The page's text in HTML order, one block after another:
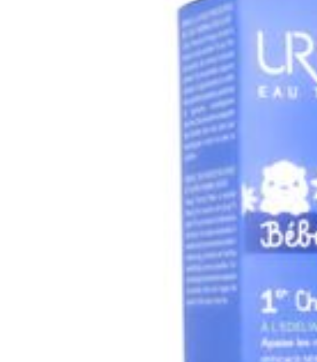
Quantité Du Paquet
Préservation